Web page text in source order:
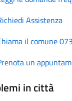
Assistenza
il comune
un
in città